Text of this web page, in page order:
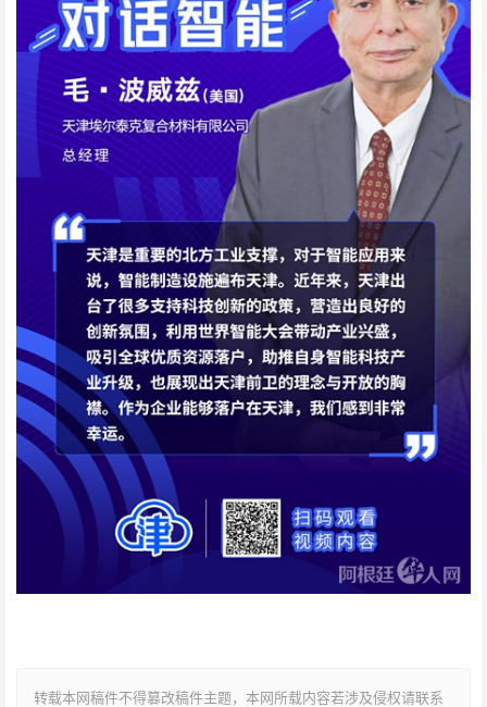
转载本网稿件不得篡改稿件主题，本网所载内容若涉及侵权请联系